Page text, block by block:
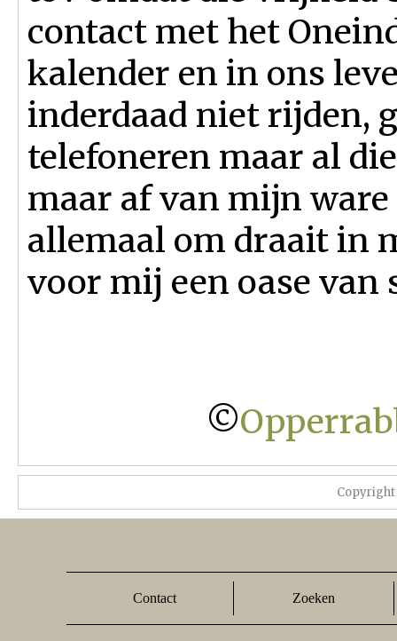
contact met het
kalender en in ons
inderdaad niet rijden,
telefoneren maar al
maar af van mijn
allemaal om draait in
voor mij een oase
©
Contact Zoeken